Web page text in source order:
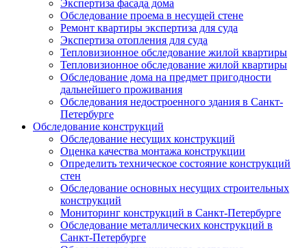
Экспертиза фасада дома
Обследование проема в несущей стене
Ремонт квартиры экспертиза для суда
Экспертиза отопления для суда
Тепловизионное обследование жилой квартиры
Тепловизионное обследование жилой квартиры
Обследование дома на предмет пригодности
дальнейшего проживания
Обследования недостроенного здания в Санкт-
Петербурге
Обследование конструкций
Обследование несущих конструкций
Оценка качества монтажа конструкции
Определить техническое состояние конструкций
стен
Обследование основных несущих строительных
конструкций
Мониторинг конструкций в Санкт-Петербурге
Обследование металлических конструкций в
Санкт-Петербурге